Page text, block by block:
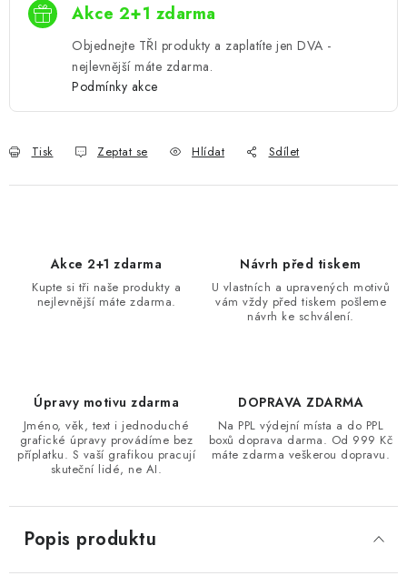
Akce 2+1 zdarma
Objednejte TŘI produkty a zaplatíte jen DVA -
nejlevnější máte zdarma.
Podmínky akce
Tisk Zeptat se Hlídat Sdílet
Akce 2+1 zdarma
Kupte si tři naše produkty a
nejlevnější máte zdarma.
Návrh před tiskem
U vlastních a upravených motivů
vám vždy před tiskem pošleme
návrh ke schválení.
Úpravy motivu zdarma
Jméno, věk, text i jednoduché
grafické úpravy provádíme bez
příplatku. S vaší grafikou pracují
skuteční lidé, ne AI.
DOPRAVA ZDARMA
Na PPL výdejní místa a do PPL
boxů doprava darma. Od 999 Kč
máte zdarma veškerou dopravu.
Popis produktu